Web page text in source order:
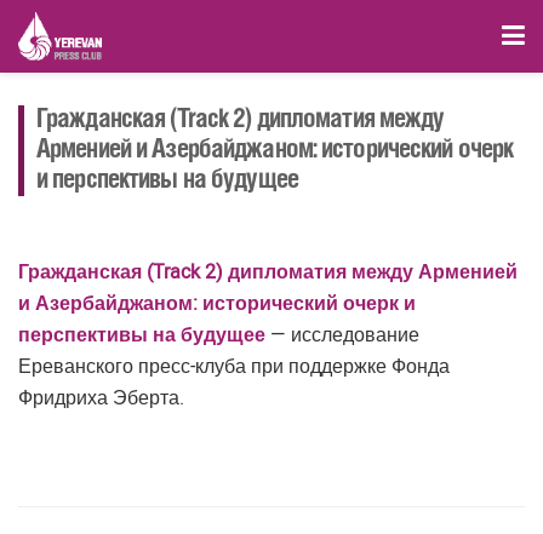
Гражданская (Track 2) дипломатия между
Арменией и Азербайджаном: исторический очерк
и перспективы на будущее
Гражданская (Track 2) дипломатия между Арменией
и Азербайджаном: исторический очерк и
перспективы на будущее — исследование
Ереванского пресс-клуба при поддержке Фонда
Фридриха Эберта.